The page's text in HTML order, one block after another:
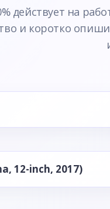
действует на
и коротко